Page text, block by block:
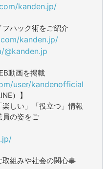
kanden.jp/
ハック術をご紹介
kanden.jp/
動画を掲載
user/kandenofficial
）】
しい」「役立つ」情報
員の姿をご
組みや社会の関心事